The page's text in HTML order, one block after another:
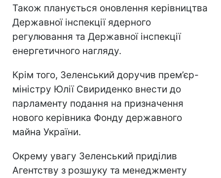
Також планується оновлення керівництва
Державної інспекції ядерного
регулювання та Державної інспекції
енергетичного нагляду.
Крім того, Зеленський доручив прем’єр-
міністру Юлії Свириденко внести до
парламенту подання на призначення
нового керівника Фонду державного
майна України.
Окрему увагу Зеленський приділив
Агентству з розшуку та менеджменту